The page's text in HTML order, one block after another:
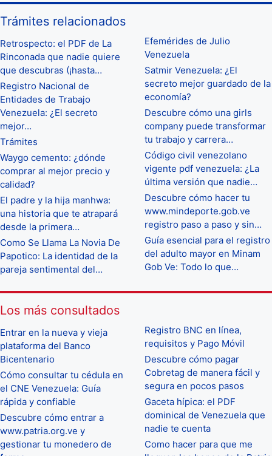
Trámites relacionados
Retrospecto: el PDF de La
Rinconada que nadie quiere
que descubras (¡hasta…
Registro Nacional de
Entidades de Trabajo
Venezuela: ¿El secreto
mejor…
Trámites
Waygo cemento: ¿dónde
comprar al mejor precio y
calidad?
El padre y la hija manhwa:
una historia que te atrapará
desde la primera…
Como Se Llama La Novia De
Papotico: La identidad de la
pareja sentimental del…
Efemérides de Julio
Venezuela
Satmir Venezuela: ¿El
secreto mejor guardado de la
economía?
Descubre cómo una girls
company puede transformar
tu trabajo y carrera…
Código civil venezolano
vigente pdf venezuela: ¿La
última versión que nadie…
Descubre cómo hacer tu
www.mindeporte.gob.ve
registro paso a paso y sin…
Guía esencial para el registro
del adulto mayor en Minam
Gob Ve: Todo lo que…
Los más consultados
Entrar en la nueva y vieja
plataforma del Banco
Bicentenario
Cómo consultar tu cédula en
el CNE Venezuela: Guía
rápida y confiable
Descubre cómo entrar a
www.patria.org.ve y
gestionar tu monedero de
Registro BNC en línea,
requisitos y Pago Móvil
Descubre cómo pagar
Cobretag de manera fácil y
segura en pocos pasos
Gaceta hípica: el PDF
dominical de Venezuela que
nadie te cuenta
Como hacer para que me